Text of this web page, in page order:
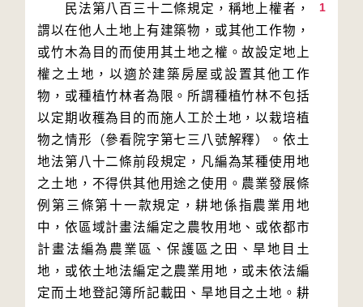
1
民法第八百三十二條規定，稱地上權者，
謂以在他人土地上有建築物，或其他工作物，
或竹木為目的而使用其土地之權。故設定地上
權之土地，以適於建築房屋或設置其他工作
物，或種植竹林者為限。所謂種植竹林不包括
以定期收穫為目的而施人工於土地，以栽培植
物之情形（參看院字第七三八號解釋）。依土
地法第八十二條前段規定，凡編為某種使用地
之土地，不得供其他用途之使用。農業發展條
例第三條第十一款規定，耕地係指農業用地
中，依區域計畫法編定之農牧用地、或依都市
計畫法編為農業區、保護區之田、旱地目土
地，或依土地法編定之農業用地，或未依法編
定而土地登記簿所記載田、旱地目之土地。耕